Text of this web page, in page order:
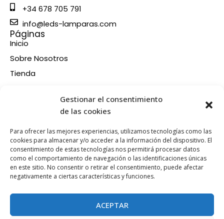
Gestionar el consentimiento
de las cookies
Para ofrecer las mejores experiencias, utilizamos tecnologías como las
cookies para almacenar y/o acceder a la información del dispositivo. El
consentimiento de estas tecnologías nos permitirá procesar datos
como el comportamiento de navegación o las identificaciones únicas
en este sitio. No consentir o retirar el consentimiento, puede afectar
negativamente a ciertas características y funciones.
ACEPTAR
+34 678 705 791
info@leds-lamparas.com
Páginas
Inicio
Sobre Nosotros
Tienda
Información
Condiciones de compra
Política de devoluciones y reembolsos
Política de cookies
Síganos en nuestras RRSS
a - i n